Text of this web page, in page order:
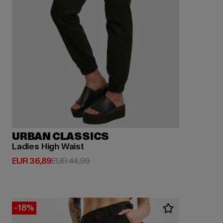
URBAN CLASSICS
Ladies High Waist
EUR 36,89
Derzeitiger Preis: EUR 36,89
EUR 44,99Aktionspreis: EUR 44,99
-18%